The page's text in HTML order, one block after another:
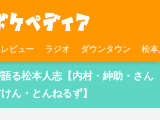
ビュー ラジオ ダウンタウン 松本
る松本人志【内村・紳助・さん
ん・とんねるず】